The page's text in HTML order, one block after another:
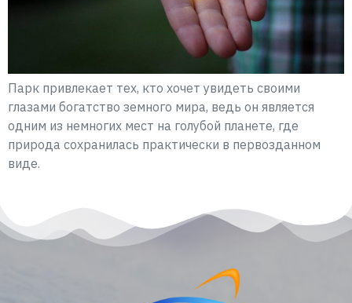
Парк привлекает тех, кто хочет увидеть своими
глазами богатство земного мира, ведь он является
одним из немногих мест на голубой планете, где
природа сохранилась практически в первозданном
виде.